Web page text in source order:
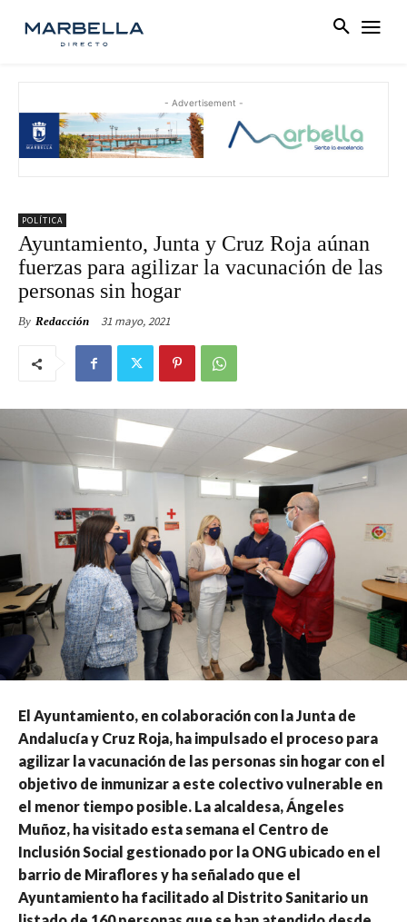
- Advertisement -
POLÍTICA
Ayuntamiento, Junta y Cruz Roja aúnan
fuerzas para agilizar la vacunación de las
personas sin hogar
By Redacción 31 mayo, 2021
El Ayuntamiento, en colaboración con la Junta de
Andalucía y Cruz Roja, ha impulsado el proceso para
agilizar la vacunación de las personas sin hogar con el
objetivo de inmunizar a este colectivo vulnerable en
el menor tiempo posible. La alcaldesa, Ángeles
Muñoz, ha visitado esta semana el Centro de
Inclusión Social gestionado por la ONG ubicado en el
barrio de Miraflores y ha señalado que el
Ayuntamiento ha facilitado al Distrito Sanitario un